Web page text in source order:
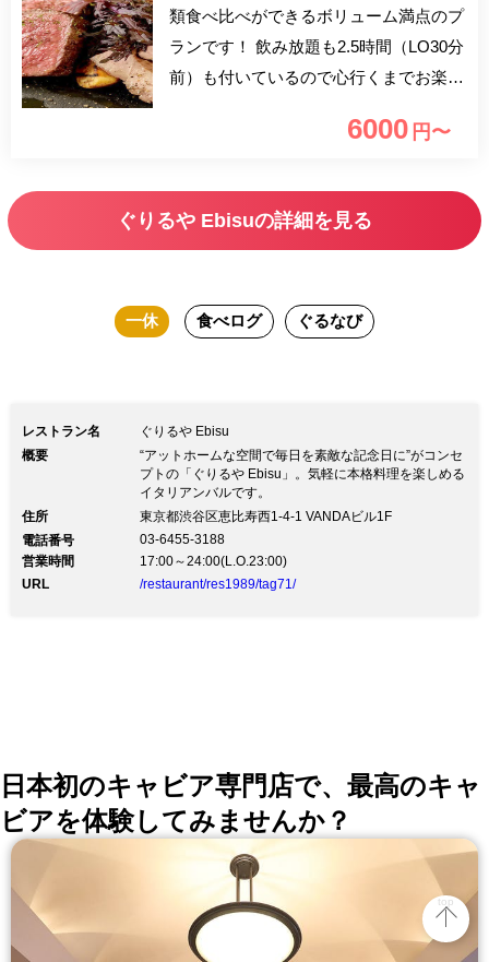
類食べ比べができるボリューム満点のプ
ランです！ 飲み放題も2.5時間（LO30分
前）も付いているので心行くまでお楽し
容！選びたい放題！】 2.5時間（LO30分
ビールやスパークリングワインはもちろ
ルもご用意しております！ 【ビール】
クリングワインカクテル】全14種 【果
実酒】いちご／みかん／ラフランス
【サワー&ハイ】全6種 【梅酒】あらご
し梅酒／しあわせ果実七福神こいとろ梅
／黒糖梅酒 【ウイスキー】ロック／ハ
イボール／ジンジャーハイボール／コー
ンク】全15種
6000 円〜
ぐりるや Ebisuの詳細を見る
一休 食べログ ぐるなび
レストラン名
ぐりるや Ebisu
概要
“アットホームな空間で毎日を素敵な記念日に”がコンセ
プトの「ぐりるや Ebisu」。気軽に本格料理を楽しめる
イタリアンバルです。
住所
東京都渋谷区恵比寿西1-4-1 VANDAビル1F
電話番号
03-6455-3188
営業時間
17:00～24:00(L.O.23:00)
URL
/restaurant/res1989/tag71/
日本初のキャビア専門店で、最高のキャ
ビアを体験してみませんか？
top